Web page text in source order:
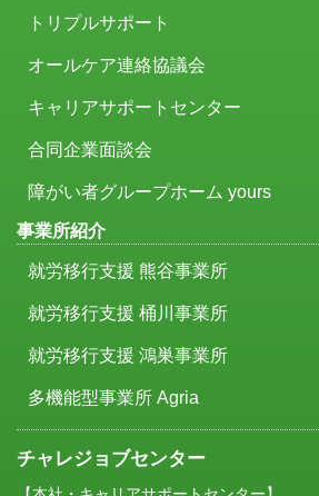
トリプルサポート
オールケア連絡協議会
キャリアサポートセンター
合同企業面談会
障がい者グループホーム yours
事業所紹介
就労移行支援 熊谷事業所
就労移行支援 桶川事業所
就労移行支援 鴻巣事業所
多機能型事業所 Agria
チャレジョブセンター